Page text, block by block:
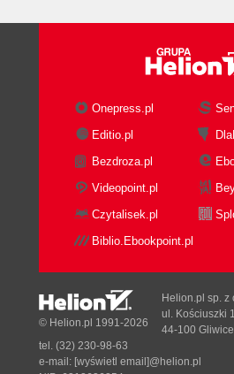
Onepress.pl
Editio.pl
Bezdroza.pl
Videopoint.pl
Czytalisek.pl
Biblio.Ebookpoint.pl
© Helion.pl 1991-2026
Helion.pl sp. z
ul. Kościuszki
44-100 Gliwice
tel. (32) 230-98-63
e-mail: [wyświetl email]@helion.pl